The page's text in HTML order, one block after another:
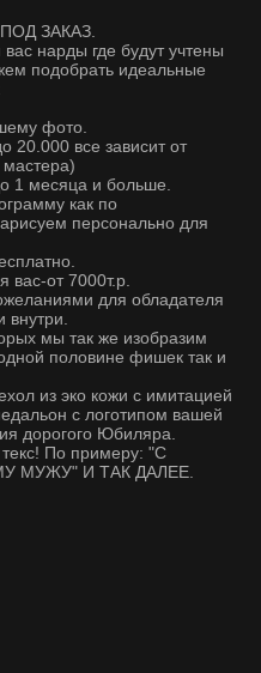
ЗАКАЗ.
нарды где будут учтены
подобрать идеальные
фото.
20.000 все зависит от
мастера)
1 месяца и больше.
как по
персонально для
от 7000т.р.
для обладателя
внутри.
мы так же изобразим
половине фишек так и
из эко кожи с имитацией
с логотипом вашей
дорогого Юбиляра.
По примеру: "С
МУЖУ" И ТАК ДАЛЕЕ.